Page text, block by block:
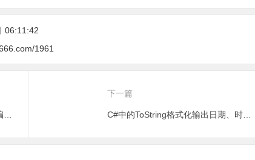
显示进度条示例代码
件时显示复制进度源
06:11:42
1961
下一篇
C#中的ToString格式化输出日期、时间：解锁日期显示的无限可能